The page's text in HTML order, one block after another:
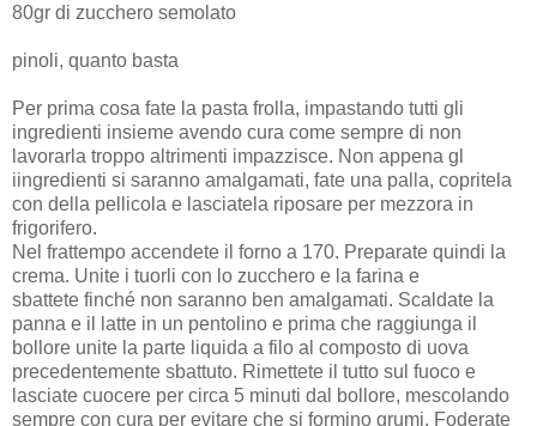
80gr di zucchero semolato
pinoli, quanto basta
Per prima cosa fate la pasta frolla, impastando tutti gli
ingredienti insieme avendo cura come sempre di non
lavorarla troppo altrimenti impazzisce. Non appena gl
iingredienti si saranno amalgamati, fate una palla, copritela
con della pellicola e lasciatela riposare per mezzora in
frigorifero.
Nel frattempo accendete il forno a 170. Preparate quindi la
crema. Unite i tuorli con lo zucchero e la farina e
sbattete finché non saranno ben amalgamati. Scaldate la
panna e il latte in un pentolino e prima che raggiunga il
bollore unite la parte liquida a filo al composto di uova
precedentemente sbattuto. Rimettete il tutto sul fuoco e
lasciate cuocere per circa 5 minuti dal bollore, mescolando
sempre con cura per evitare che si formino grumi. Foderate